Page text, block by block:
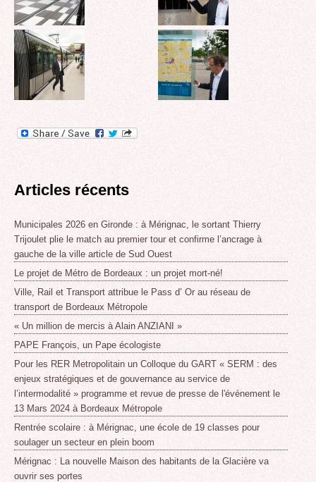
Articles récents
Municipales 2026 en Gironde : à Mérignac, le sortant Thierry
Trijoulet plie le match au premier tour et confirme l’ancrage à
gauche de la ville article de Sud Ouest
Le projet de Métro de Bordeaux : un projet mort-né!
Ville, Rail et Transport attribue le Pass d’ Or au réseau de
transport de Bordeaux Métropole
« Un million de mercis à Alain ANZIANI »
PAPE François, un Pape écologiste
Pour les RER Metropolitain un Colloque du GART « SERM : des
enjeux stratégiques et de gouvernance au service de
l’intermodalité » programme et revue de presse de l'événement le
13 Mars 2024 à Bordeaux Métropole
Rentrée scolaire : à Mérignac, une école de 19 classes pour
soulager un secteur en plein boom
Mérignac : La nouvelle Maison des habitants de la Glacière va
ouvrir ses portes